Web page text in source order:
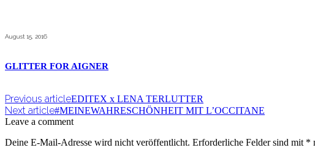
August 15, 2016
GLITTER FOR AIGNER
Previous articleEDITEX x LENA TERLUTTER
Next article#MEINEWAHRESCHÖNHEIT MIT L’OCCITANE
Leave a comment
Deine E-Mail-Adresse wird nicht veröffentlicht. Erforderliche Felder sind mit *